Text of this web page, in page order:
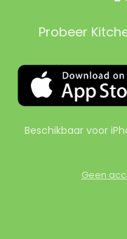
Probeer
Beschikbaar voor
Geen